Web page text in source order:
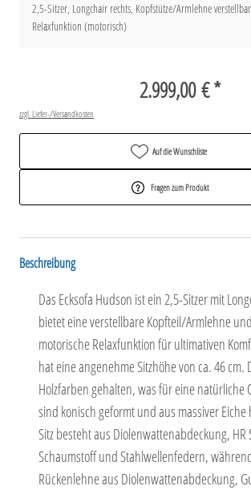
2,5-Sitzer, Longchair rechts, Kopfstütze/Armlehne
Relaxfunktion (motorisch)
2.999,00 € *
zzgl. Liefer-/Versandkosten
Auf die Wunschliste
Fragen zum Produkt
Beschreibung
Das Ecksofa Hudson ist ein 2,5-Sitzer mit
bietet eine verstellbare Kopfteil/Armlehne
motorische Relaxfunktion für ultimativen
hat eine angenehme Sitzhöhe von ca. 46 cm.
Holzfarben gehalten, was für eine natürliche
sind konisch geformt und aus massiver
Sitz besteht aus Diolenwattenabdeckung, HR
Schaumstoff und Stahlwellenfedern,
Rückenlehne aus Diolenwattenabdeckung,